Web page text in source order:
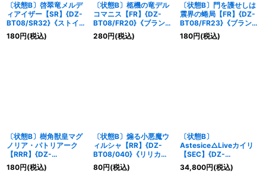
〔状態B〕啓翠竜メルデ
ィアイザー【SR】{DZ-
BT08/SR32}《ストイケ
イア》
180円(税込)
〔状態B〕柩機の竜デル
コマニス【FR】{DZ-
BT08/FR20}《ブラント
ゲート》
280円(税込)
〔状態B〕門を護せしは
震界の蜷局【FR】{DZ-
BT08/FR23}《ブラント
ゲート》
180円(税込)
〔状態B〕樹角獣皇マグ
ノリア・パトリアーク
【RRR】{DZ-
BT08/013}《ストイケ
イア》
180円(税込)
〔状態B〕煽る小悪魔ウ
ィルシャ【RR】{DZ-
BT08/040}《リリカル
モナステリオ》
80円(税込)
〔状態B〕
Astesice△Liveカイリ
【SEC】{DZ-
BT08/SEC07}《リリカ
ルモナステリオ》
34,800円(税込)